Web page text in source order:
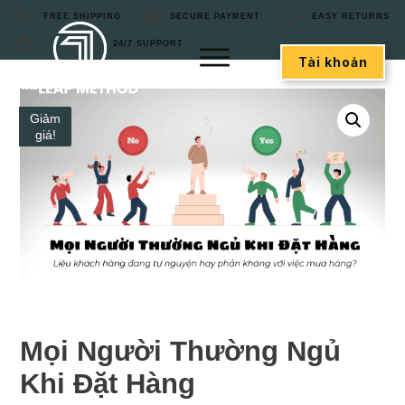
Tài khoản
FREE SHIPPING SECURE PAYMENT EASY RETURNS
24/7 SUPPORT
Giảm
giá!
Mọi Người Thường Ngủ
Khi Đặt Hàng